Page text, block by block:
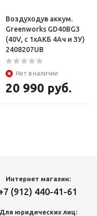
Воздуходув аккум.
Greenworks GD40BG3
(40V, с 1хАКБ 4Ач и ЗУ)
2408207UB
Нет в наличии
20 990 руб.
Интернет магазин:
(912) 440-41-61
Для юридических лиц: